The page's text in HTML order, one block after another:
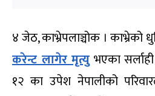
४ जेठ, काभ्रेपलाञ्चोक । काभ्रेको
करेन्ट लागेर मृत्युभएका
१२ का उपेश नेपालीको